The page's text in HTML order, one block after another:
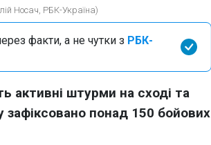
Носач, РБК-Україна)
факти, а не чутки з РБК-
активні штурми на сході та
зафіксовано понад 150 бойових